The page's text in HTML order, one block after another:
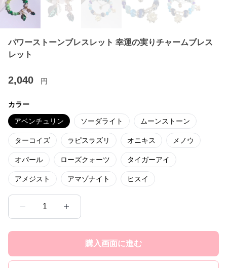
パワーストーンブレスレット 幸運の実りチャームブレス
レット
2,040 円
カラー
アベンチュリン ソーダライト ムーンストーン
ターコイズ ラピスラズリ オニキス メノウ
オパール ローズクォーツ タイガーアイ
アメジスト アマゾナイト ヒスイ
1
購入画面に進む